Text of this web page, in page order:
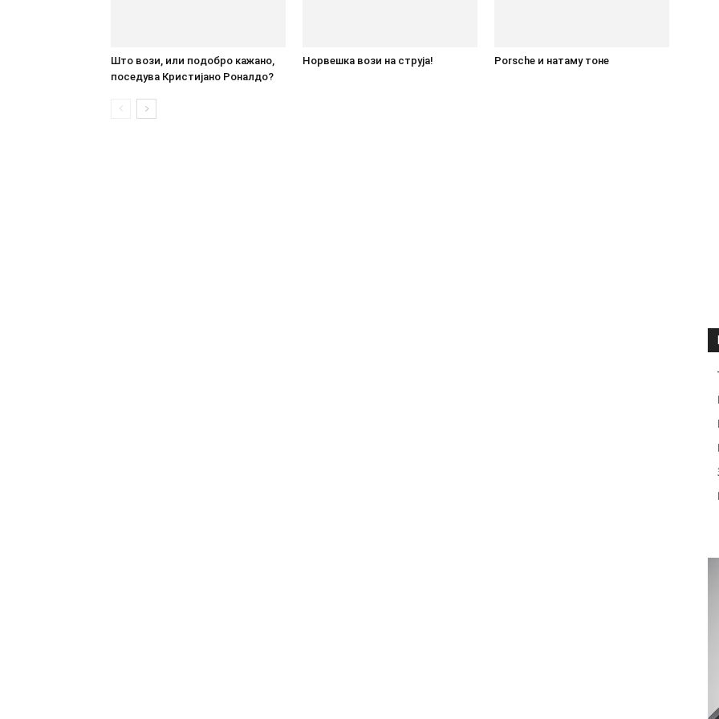
Што вози, или подобро кажано,
поседува Кристијано Роналдо?
Норвешка вози на струја! Porsche и натаму тоне